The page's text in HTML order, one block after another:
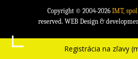
Copyright © 2004-2026 IMT,
reserved. WEB Design &
Registrácia na zľavy